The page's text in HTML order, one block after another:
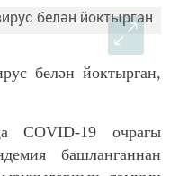
белән йоктырган,
COVID-19 очрагы
башланганнан